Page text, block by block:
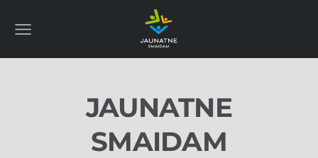
JAUNATNE
SMAIDAM